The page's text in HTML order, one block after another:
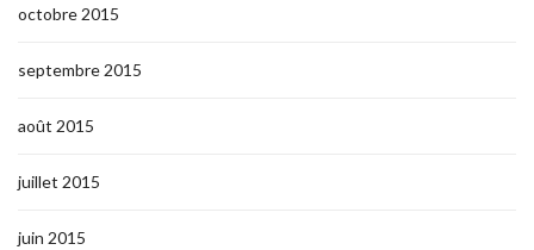
octobre 2015
septembre 2015
août 2015
juillet 2015
juin 2015